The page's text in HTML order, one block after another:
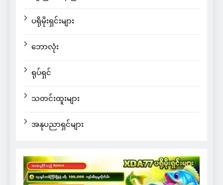
ပရိုမိုးရှင်းများ
ဘောလုံး
ရုပ်ရှင်
သတင်းထူးများ
အနုပညာရှင်များ